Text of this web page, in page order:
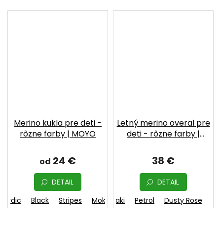
Merino kukla pre deti -
rôzne farby | MOYO
od 24 €
DETAIL
Nordic
Black Stripes Moka
Letný merino overal pre
deti - rôzne farby |
38 €
DETAIL
Ecru
Khaki Petrol Dusty Rose